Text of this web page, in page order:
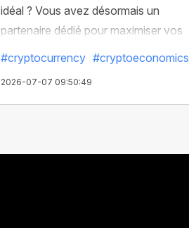
idéal ? Vous avez désormais un
partenaire dédié pour maximiser vos
résultat.
#cryptocurrency #cryptoeconomics
2026-07-07 09:50:49